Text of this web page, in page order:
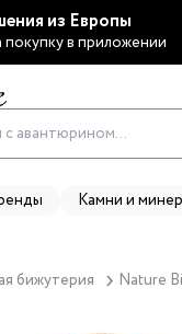
из Европы
в приложении
Камни и
бижутерия Nature